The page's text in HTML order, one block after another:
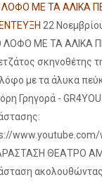
ΜΕ ΤΑ ΑΛΙΚΑ
22
ΛΟΦΟ ΜΕ ΤΑ ΑΛΙΚΑ
σκηνοθέτης
με τα άλυκα
Γρηγορά -
www.youtube.com/
ΘΕΑΤΡΟ